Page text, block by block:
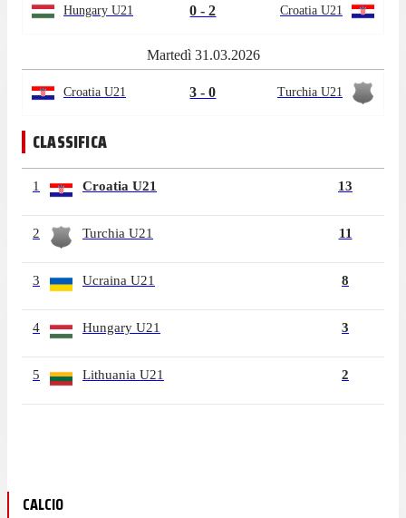
Hungary U21 0 - 2 Croatia U21
Martedì 31.03.2026
Croatia U21 3 - 0 Turchia U21
CLASSIFICA
1 Croatia U21 13
2 Turchia U21 11
3 Ucraina U21 8
4 Hungary U21 3
5 Lithuania U21 2
CALCIO